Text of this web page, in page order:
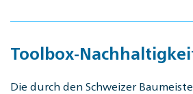
Toolbox-
Die durch den Schweizer